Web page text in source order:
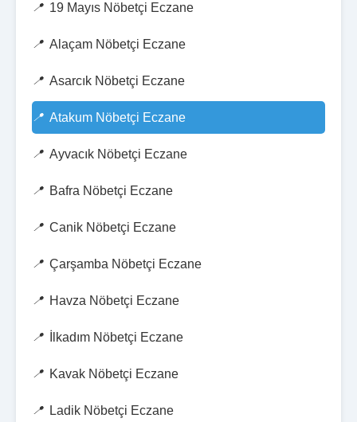
19 Mayıs Nöbetçi Eczane
Alaçam Nöbetçi Eczane
Asarcık Nöbetçi Eczane
Atakum Nöbetçi Eczane
Ayvacık Nöbetçi Eczane
Bafra Nöbetçi Eczane
Canik Nöbetçi Eczane
Çarşamba Nöbetçi Eczane
Havza Nöbetçi Eczane
İlkadım Nöbetçi Eczane
Kavak Nöbetçi Eczane
Ladik Nöbetçi Eczane